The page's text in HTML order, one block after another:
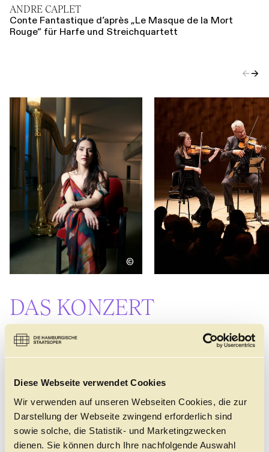
Diese Webseite verwendet Cookies
Wir verwenden auf unseren Webseiten Cookies, die zur
Darstellung der Webseite zwingend erforderlich sind
sowie solche, die Statistik- und Marketingzwecken
dienen. Sie können durch Ihre nachfolgende Auswahl
ANDRÉ CAPLET
Conte Fantastique d’après „Le Masque de la Mort
Rouge“ für Harfe und Streichquartett
←→
©
DAS KONZERT
ALTERSEMPFEHLUNG
Ab 10 Jahre
Die Klangwelten der Kammerkonzerte des
unterschiedlich wie die Charaktere der Musiker:innen,
die darin agieren. Die Anforderungen im
Orchestergraben sind oft durch die Größendimension
und die Vielfalt der Stimmen geprägt. Kammermusik
hingegen reduziert diese Dimension auf kleinere